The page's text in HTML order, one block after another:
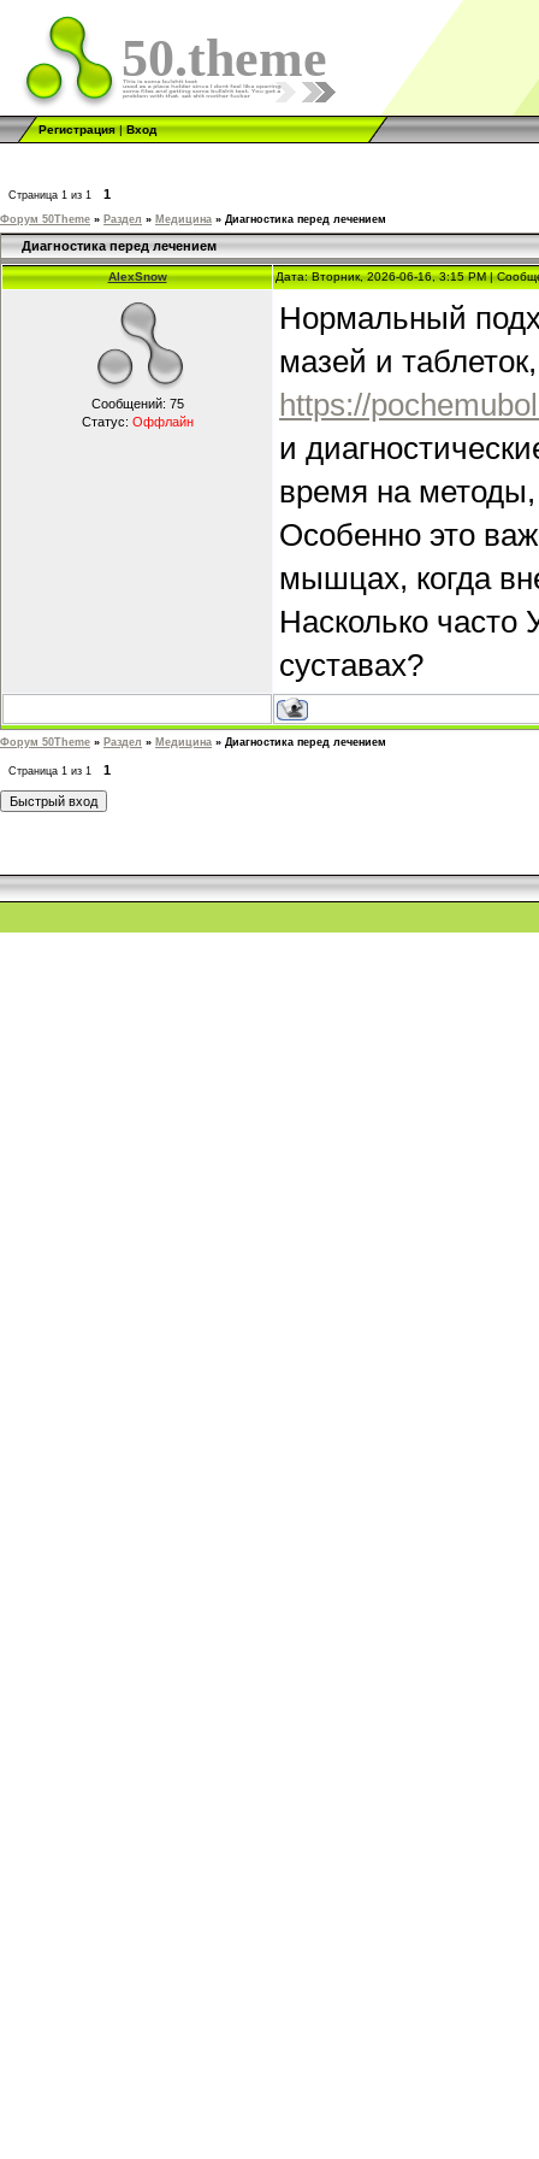
50.theme
Регистрация|Вход
Страница 1 из 1 1
Форум 50Theme » Раздел » Медицина » Диагностика перед лечением
Диагностика перед лечением
AlexSnow Дата: Вторник, 2026-06-16, 3:15 PM |
Сообщений: 75
Статус: Оффлайн
Нормальный
мазей и
https://
и
время на
Особенно это
мышцах, когда
Насколько часто
суставах?
Форум 50Theme » Раздел » Медицина » Диагностика перед лечением
Страница 1 из 1 1